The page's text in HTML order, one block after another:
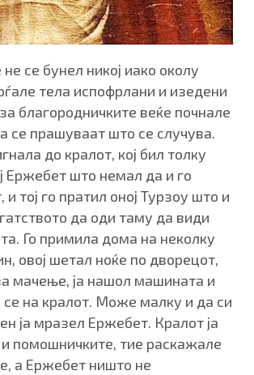
се бунел никој иако околу
тела испофрлани и изедени
благородничките веќе почнале
се прашуваат што се случува.
до кралот, кој бил толку
Ержебет што немал да и го
и тој го пратил оној Турзоу што и
да оди таму да види
Го примила дома на неколку
овој шетал ноќе по дворецот,
мачење, ја нашол машината и
на кралот. Може малку и да си
ја мразел Ержебет. Кралот ја
помошничките, тие раскажале
а Ержебет ништо не